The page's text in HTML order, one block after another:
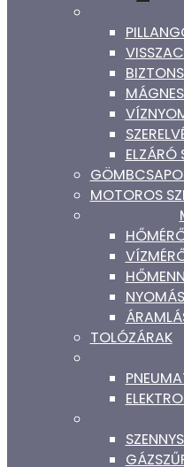
ELZÁRÓ
MOTOROS
TOLÓZÁRAK